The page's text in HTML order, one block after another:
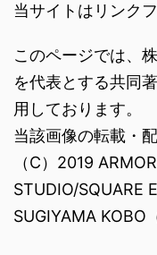
当サイトはリンク
このページでは、
を代表とする共同
用しております。
当該画像の転載・
（C）2019
STUDIO/SQUARE
SUGIYAMA KOBO